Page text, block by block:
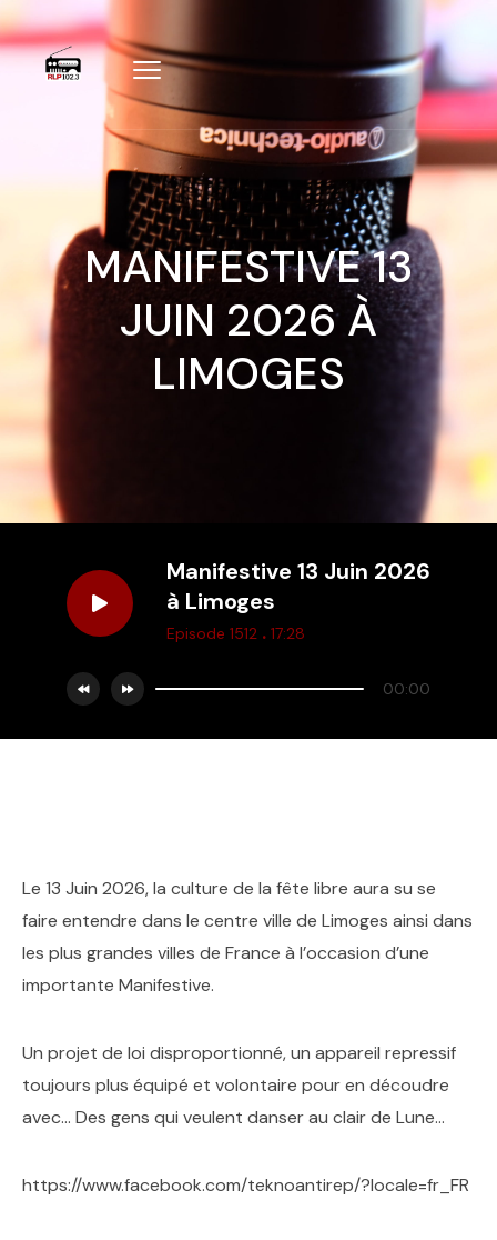
MANIFESTIVE 13
JUIN 2026 À
LIMOGES
Manifestive 13 Juin 2026
à Limoges
Episode 1512 . 17:28
00:00
Le 13 Juin 2026, la culture de la fête libre aura su se
faire entendre dans le centre ville de Limoges ainsi dans
les plus grandes villes de France à l’occasion d’une
importante Manifestive.
Un projet de loi disproportionné, un appareil repressif
toujours plus équipé et volontaire pour en découdre
avec… Des gens qui veulent danser au clair de Lune…
https://www.facebook.com/teknoantirep/?locale=fr_FR